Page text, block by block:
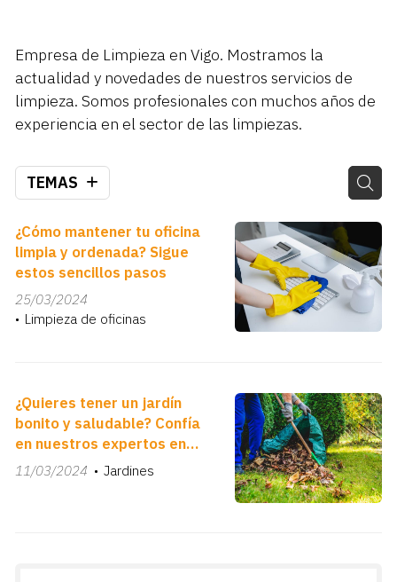
Empresa de Limpieza en Vigo. Mostramos la
actualidad y novedades de nuestros servicios de
limpieza. Somos profesionales con muchos años de
experiencia en el sector de las limpiezas.
TEMAS
¿Cómo mantener tu oficina
limpia y ordenada? Sigue
estos sencillos pasos
25/03/2024
Limpieza de oficinas
¿Quieres tener un jardín
bonito y saludable? Confía
en nuestros expertos en
jardinería
11/03/2024 Jardines